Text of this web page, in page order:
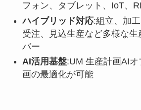
フォン、タブレット、IoT、
ハイブリッド対応:組立、加
受注、見込生産など多様な生
バー
AI活用基盤:UM 生産計画AI
画の最適化が可能